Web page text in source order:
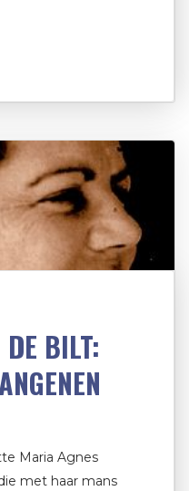
DE BILT:
Maria Agnes
met haar mans